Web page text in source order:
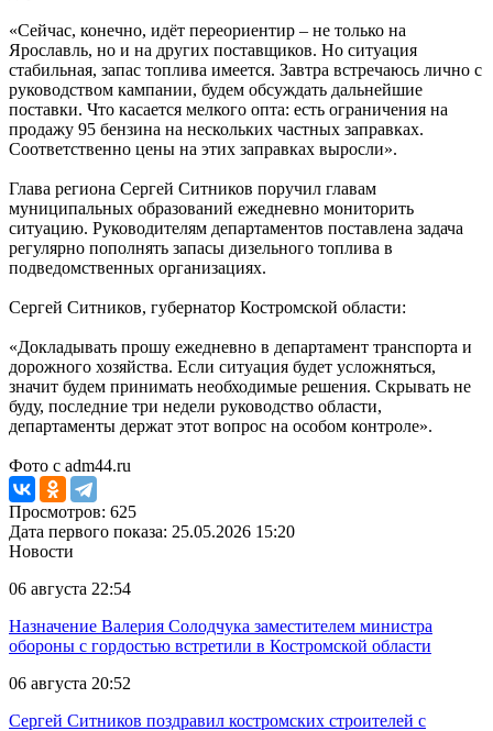
«Сейчас, конечно, идёт переориентир – не только на
Ярославль, но и на других поставщиков. Но ситуация
стабильная, запас топлива имеется. Завтра встречаюсь лично с
руководством кампании, будем обсуждать дальнейшие
поставки. Что касается мелкого опта: есть ограничения на
продажу 95 бензина на нескольких частных заправках.
Соответственно цены на этих заправках выросли».
Глава региона Сергей Ситников поручил главам
муниципальных образований ежедневно мониторить
ситуацию. Руководителям департаментов поставлена задача
регулярно пополнять запасы дизельного топлива в
подведомственных организациях.
Сергей Ситников, губернатор Костромской области:
«Докладывать прошу ежедневно в департамент транспорта и
дорожного хозяйства. Если ситуация будет усложняться,
значит будем принимать необходимые решения. Скрывать не
буду, последние три недели руководство области,
департаменты держат этот вопрос на особом контроле».
Фото с adm44.ru
Просмотров: 625
Дата первого показа: 25.05.2026 15:20
Новости
06 августа 22:54
Назначение Валерия Солодчука заместителем министра
обороны с гордостью встретили в Костромской области
06 августа 20:52
Сергей Ситников поздравил костромских строителей с